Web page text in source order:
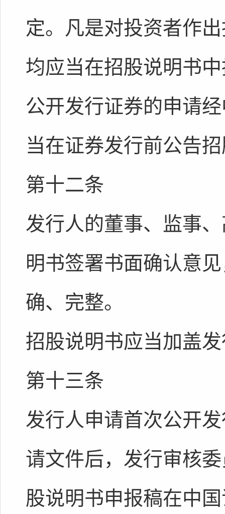
定。凡是对投资者作
均应当在招股说明书
公开发行证券的申请
当在证券发行前公告
第十二条
发行人的董事、监事
明书签署书面确认意
确、完整。
招股说明书应当加盖
第十三条
发行人申请首次公开
请文件后，发行审核
股说明书申报稿在中